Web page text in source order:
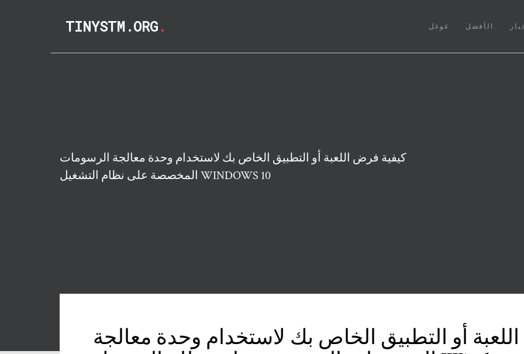
TINYSTM.ORG. الأفضل غوغل
كيفية فرض اللعبة أو التطبيق الخاص بك لاستخدام وحدة معالجة الرسومات
المخصصة على نظام التشغيل WINDOWS 10
أو التطبيق الخاص بك لاستخدام وحدة معالجة